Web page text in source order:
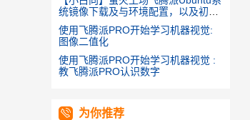
统镜像下载及与环境配置，以及初学
GPIO的使用
使用飞腾派PRO开始学习机器视觉:
图像二值化
使用飞腾派PRO开始学习机器视觉 :
教飞腾派PRO认识数字
为你推荐